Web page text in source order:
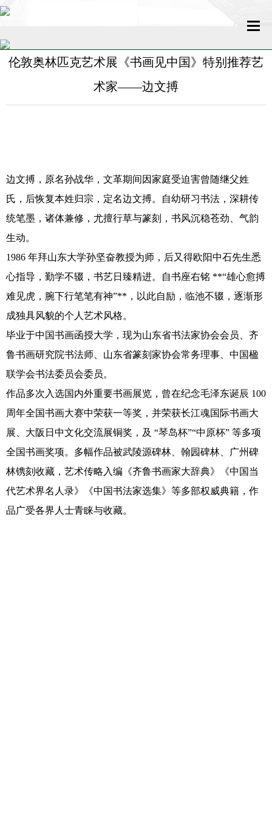
网站首页
传媒发展
艺术新闻
书画艺术
联系我们
伦敦奥林匹克艺术展《书画见中国》特别推荐艺
术家——边文搏
边文搏，原名孙战华，文革期间因家庭受迫害曾随继父姓
氏，后恢复本姓归宗，定名边文搏。自幼研习书法，深耕传
统笔墨，诸体兼修，尤擅行草与篆刻，书风沉稳苍劲、气韵
生动。
1986 年拜山东大学孙坚奋教授为师，后又得欧阳中石先生悉
心指导，勤学不辍，书艺日臻精进。自书座右铭 **“雄心愈搏
难见虎，腕下行笔笔有神”**，以此自励，临池不辍，逐渐形
成独具风貌的个人艺术风格。
毕业于中国书画函授大学，现为山东省书法家协会会员、齐
鲁书画研究院书法师、山东省篆刻家协会常务理事、中国楹
联学会书法委员会委员。
作品多次入选国内外重要书画展览，曾在纪念毛泽东诞辰 100
周年全国书画大赛中荣获一等奖，并荣获长江魂国际书画大
展、大阪日中文化交流展铜奖，及 “琴岛杯”“中原杯” 等多项
全国书画奖项。多幅作品被武陵源碑林、翰园碑林、广州碑
林镌刻收藏，艺术传略入编《齐鲁书画家大辞典》《中国当
代艺术界名人录》《中国书法家选集》等多部权威典籍，作
品广受各界人士青睐与收藏。